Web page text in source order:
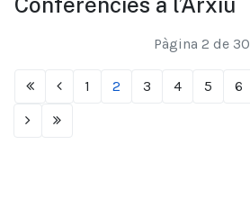
Pàgina 2 de 30
1 2 3 4 5 6